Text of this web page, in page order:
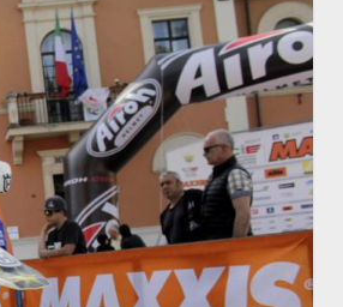
Azzurri FMI: Race
weekend del 18-19 luglio
2026